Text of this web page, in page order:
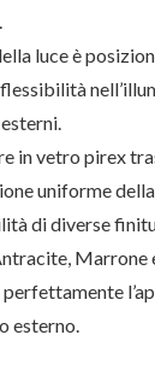
luce è
in vetro pirex
uniforme
di diverse
Marrone
esterno.